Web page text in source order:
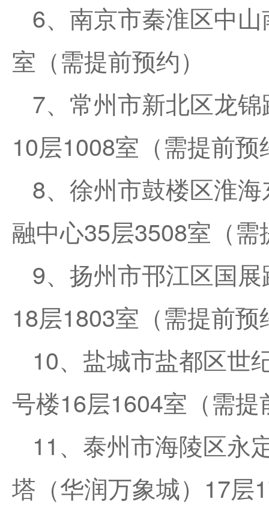
6、南京市秦淮区中
室（需提前预约）
7、常州市新北区龙
10层1008室（需提前预
8、徐州市鼓楼区淮
融中心35层3508室（需
9、扬州市邗江区国
18层1803室（需提前预
10、盐城市盐都区世
号楼16层1604室（需提
11、泰州市海陵区永
塔（华润万象城）17层